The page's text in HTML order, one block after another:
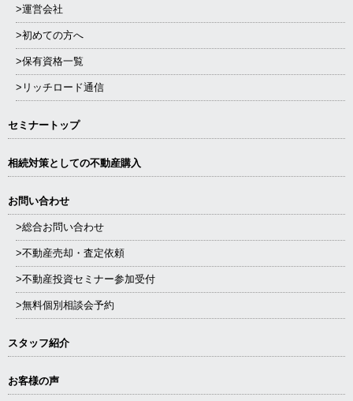
>運営会社
>初めての方へ
>保有資格一覧
>リッチロード通信
セミナートップ
相続対策としての不動産購入
お問い合わせ
>総合お問い合わせ
>不動産売却・査定依頼
>不動産投資セミナー参加受付
>無料個別相談会予約
スタッフ紹介
お客様の声